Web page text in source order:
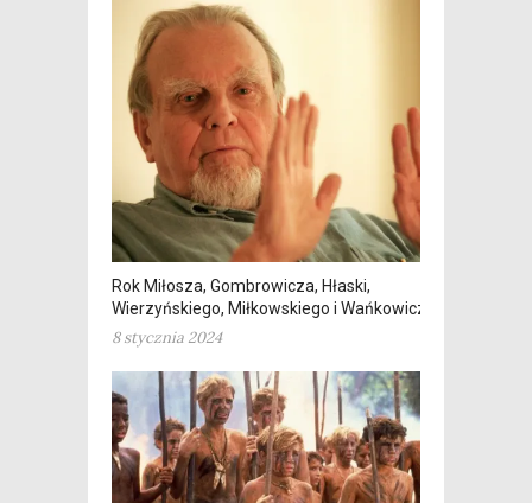
Rok Miłosza, Gombrowicza, Hłaski,
Wierzyńskiego, Miłkowskiego i Wańkowicza
8 stycznia 2024